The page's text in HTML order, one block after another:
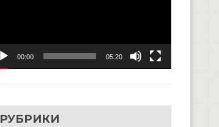
00:00 05:20
РУБРИКИ